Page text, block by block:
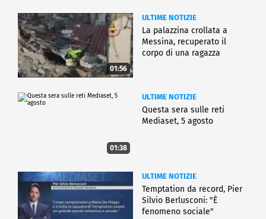
01:56
ULTIME NOTIZIE
La palazzina crollata a
Messina, recuperato il
corpo di una ragazza
01:38
ULTIME NOTIZIE
Questa sera sulle reti
Mediaset, 5 agosto
ULTIME NOTIZIE
Temptation da record, Pier
Silvio Berlusconi: "È
fenomeno sociale"